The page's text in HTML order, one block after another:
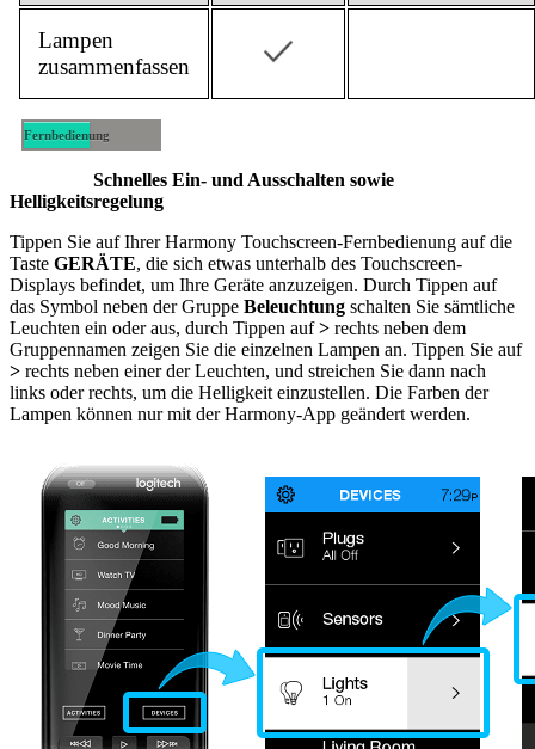
Lampen
zusammenfassen
Fernbedienung
Schnelles Ein- und Ausschalten sowie
Helligkeitsregelung
Tippen Sie auf Ihrer Harmony Touchscreen-Fernbedienung auf die
Taste GERÄTE, die sich etwas unterhalb des Touchscreen-
Displays befindet, um Ihre Geräte anzuzeigen. Durch Tippen auf
das Symbol neben der Gruppe Beleuchtung schalten Sie sämtliche
Leuchten ein oder aus, durch Tippen auf> rechts neben dem
Gruppennamen zeigen Sie die einzelnen Lampen an. Tippen Sie auf
> rechts neben einer der Leuchten, und streichen Sie dann nach
links oder rechts, um die Helligkeit einzustellen. Die Farben der
Lampen können nur mit der Harmony-App geändert werden.